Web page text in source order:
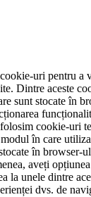
uri pentru a
Dintre aceste
sunt stocate în
cookie-uri
în care
în browser-
aveți
la unele dintre
dvs. de